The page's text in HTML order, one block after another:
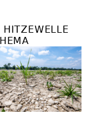
HITZEWELLE